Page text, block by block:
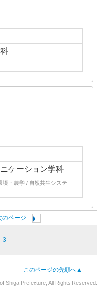
ケーション学科
境・農学 / 自然共生システ
のページ
3
このページの先頭へ▲
Shiga Prefecture, All Rights Reserved.